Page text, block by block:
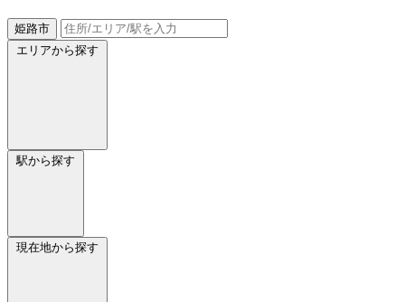
姫路市
エリアから探す
駅から探す
現在地から探す